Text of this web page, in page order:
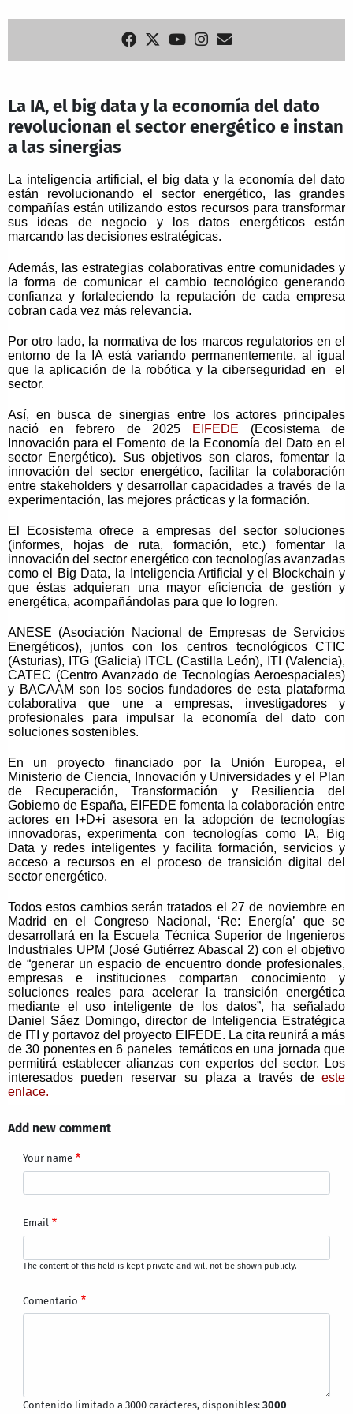
La IA, el big data y la economía del dato
revolucionan el sector energético e instan
a las sinergias
La inteligencia artificial, el big data y la economía del dato
están revolucionando el sector energético, las grandes
compañías están utilizando estos recursos para transformar
sus ideas de negocio y los datos energéticos están
marcando las decisiones estratégicas.
Además, las estrategias colaborativas entre comunidades y
la forma de comunicar el cambio tecnológico generando
confianza y fortaleciendo la reputación de cada empresa
cobran cada vez más relevancia.
Por otro lado, la normativa de los marcos regulatorios en el
entorno de la IA está variando permanentemente, al igual
que la aplicación de la robótica y la ciberseguridad en
el
sector.
Así, en busca de sinergias entre los actores principales
nació en febrero de 2025
EIFEDE (Ecosistema de
Innovación para el Fomento de la Economía del Dato en el
sector Energético). Sus objetivos son claros, fomentar la
innovación del sector energético, facilitar la colaboración
entre stakeholders y desarrollar capacidades a través de la
experimentación, las mejores prácticas y la formación.
El Ecosistema ofrece a empresas del sector soluciones
(informes, hojas de ruta, formación, etc.) fomentar la
innovación del sector energético con tecnologías avanzadas
como el Big Data, la Inteligencia Artificial y el Blockchain y
que éstas adquieran una mayor eficiencia de gestión y
energética, acompañándolas para que lo logren.
ANESE (Asociación Nacional de Empresas de Servicios
Energéticos), juntos con los centros tecnológicos CTIC
(Asturias), ITG (Galicia) ITCL (Castilla León), ITI (Valencia),
CATEC (Centro Avanzado de Tecnologías Aeroespaciales)
y BACAAM son los socios fundadores de esta plataforma
colaborativa que une a empresas, investigadores y
profesionales para impulsar la economía del dato con
soluciones sostenibles.
En un proyecto financiado por la Unión Europea, el
Ministerio de Ciencia, Innovación y Universidades y el Plan
de Recuperación, Transformación y Resiliencia del
Gobierno de España, EIFEDE fomenta la colaboración entre
actores en I+D+i asesora en la adopción de tecnologías
innovadoras, experimenta con tecnologías como IA, Big
Data y redes inteligentes y facilita formación, servicios y
acceso a recursos en el proceso de transición digital del
sector energético.
Todos estos cambios serán tratados el 27 de noviembre en
Madrid en e l Congreso Nacional, ‘Re: Energía’ que se
desarrollará en la Escuela Técnica Superior de Ingenieros
Industriales UPM (José Gutiérrez Abascal 2)con el objetivo
de “generar un espacio de encuentro donde profesionales,
empresas e instituciones compartan conocimiento y
soluciones reales para acelerar la transición energética
mediante el uso inteligente de los datos”, ha señalado
Daniel Sáez Domingo, director de Inteligencia Estratégica
de ITI y portavoz del proyecto EIFEDE. La cita reunirá a más
de 30 ponentes en 6 paneles temáticos en una jornada que
permitirá establecer alianzas con expertos del sector. Los
interesados pueden reservar su plaza a través deeste
enlace.
Add new comment
Your name
Email
The content of this field is kept private and will not be shown publicly.
Comentario
Contenido limitado a 3000 carácteres, disponibles:3000